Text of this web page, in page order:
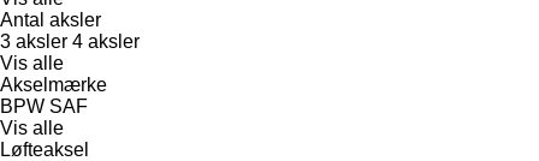
Antal aksler
3 aksler 4 aksler
Vis alle
Akselmærke
BPW SAF
Vis alle
Løfteaksel